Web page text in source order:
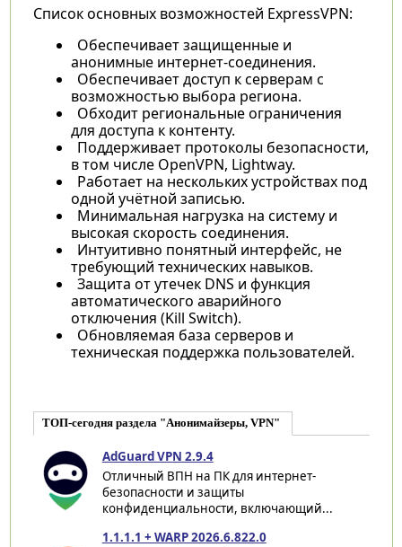
Список основных возможностей ExpressVPN:
Обеспечивает защищенные и
анонимные интернет-соединения.
Обеспечивает доступ к серверам с
возможностью выбора региона.
Обходит региональные ограничения
для доступа к контенту.
Поддерживает протоколы безопасности,
в том числе OpenVPN, Lightway.
Работает на нескольких устройствах под
одной учётной записью.
Минимальная нагрузка на систему и
высокая скорость соединения.
Интуитивно понятный интерфейс, не
требующий технических навыков.
Защита от утечек DNS и функция
автоматического аварийного
отключения (Kill Switch).
Обновляемая база серверов и
техническая поддержка пользователей.
ТОП-сегодня раздела "Анонимайзеры, VPN"
AdGuard VPN 2.9.4
Отличный ВПН на ПК для интернет-
безопасности и защиты
конфиденциальности, включающий...
1.1.1.1 + WARP 2026.6.822.0